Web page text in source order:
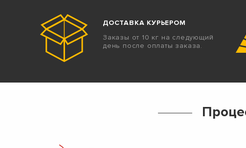
ДОСТАВКА КУРЬЕРОМ
Заказы от 10 кг на следующий
день после оплаты заказа.